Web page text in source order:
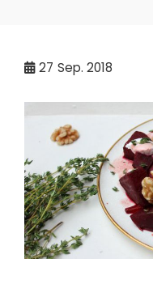
27 Sep. 2018